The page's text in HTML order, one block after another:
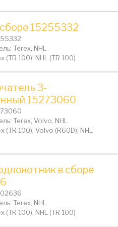
15255332
Terex, NHL
(TR 100), NHL (TR 100)
3-
15273060
Terex, Volvo, NHL
(TR 100), Volvo (R60D), NHL
в сборе
Terex, NHL
(TR 100), NHL (TR 100)